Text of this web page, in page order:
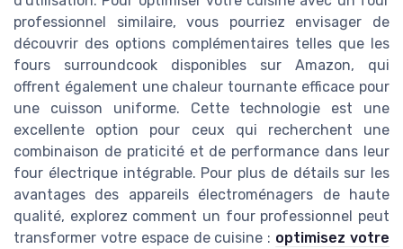
professionnel similaire, vous pourriez envisager de
découvrir des options complémentaires telles que les
fours surroundcook disponibles sur Amazon, qui
offrent également une chaleur tournante efficace pour
une cuisson uniforme. Cette technologie est une
excellente option pour ceux qui recherchent une
combinaison de praticité et de performance dans leur
four électrique intégrable. Pour plus de détails sur les
avantages des appareils électroménagers de haute
qualité, explorez comment un four professionnel peut
transformer votre espace de cuisine : optimisez votre